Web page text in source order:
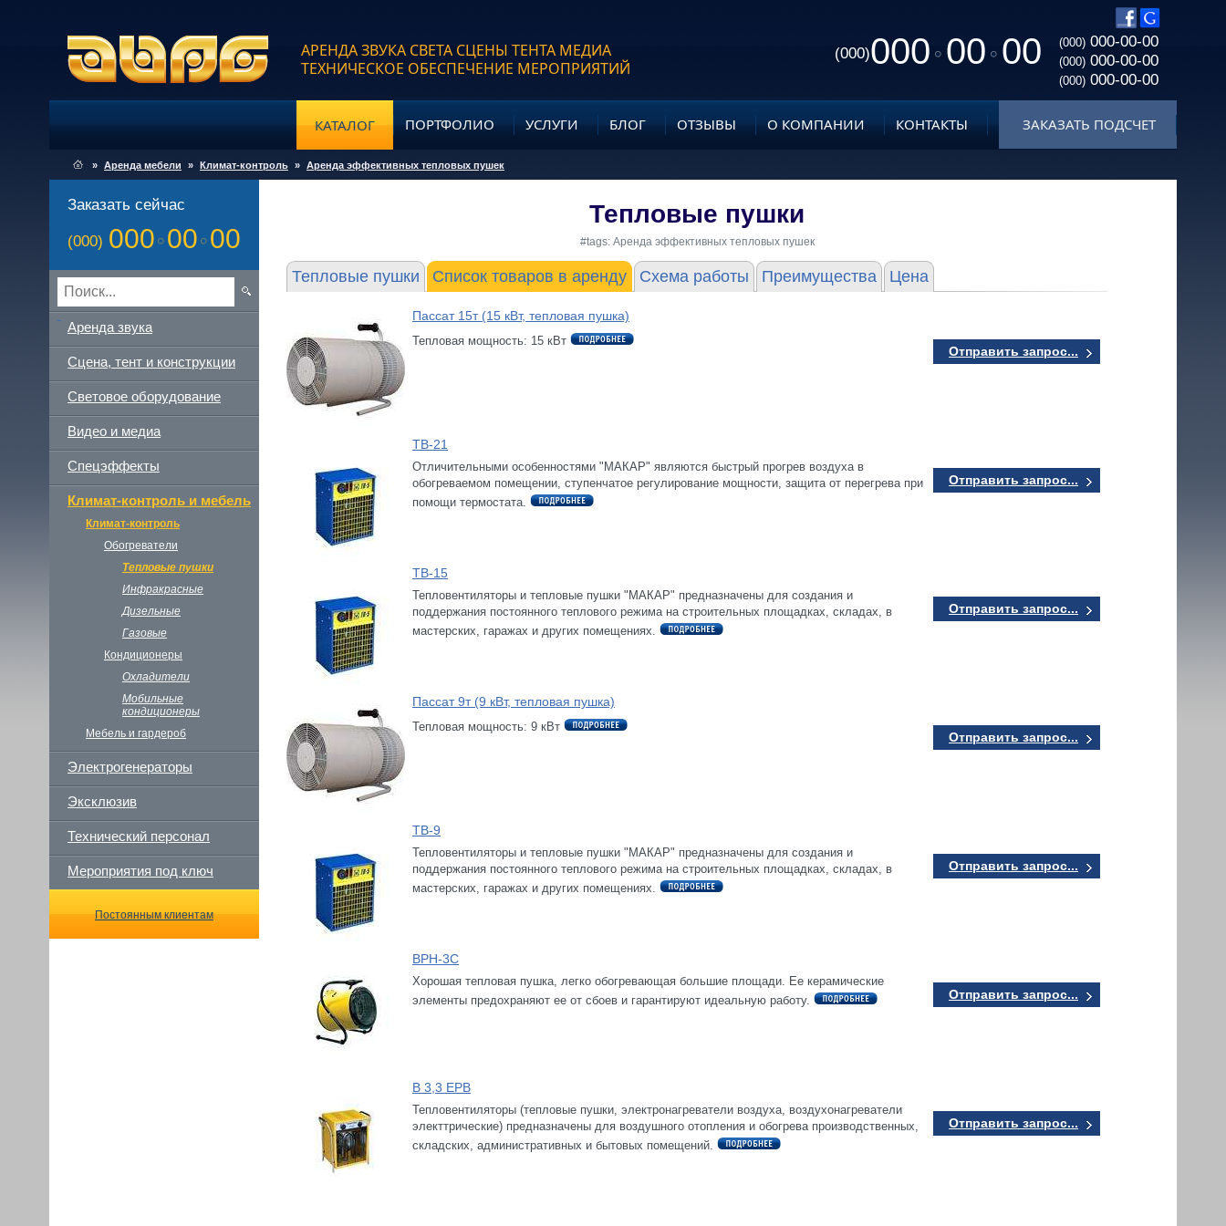
АРЕНДА ЗВУКА СВЕТА СЦЕНЫ ТЕНТА МЕДИА
ТЕХНИЧЕСКОЕ ОБЕСПЕЧЕНИЕ МЕРОПРИЯТИЙ
(000)000 00 00 (000) 000-00-00
(000) 000-00-00
(000) 000-00-00
КАТАЛОГ ПОРТФОЛИО УСЛУГИ БЛОГ ОТЗЫВЫ О КОМПАНИИ КОНТАКТЫ ЗАКАЗАТЬ ПОДСЧЕТ
» Аренда мебели » Климат-контроль » Аренда эффективных тепловых пушек
Заказать сейчас
(000) 000 00 00
Аренда звука
Сцена, тент и конструкции
Световое оборудование
Видео и медиа
Спецэффекты
Климат-контроль и мебель
Климат-контроль
Обогреватели
Тепловые пушки
Инфракрасные
Дизельные
Газовые
Кондиционеры
Охладители
Мобильные
кондиционеры
Мебель и гардероб
Электрогенераторы
Эксклюзив
Технический персонал
Мероприятия под ключ
Постоянным клиентам
Тепловые пушки
#tags: Аренда эффективных тепловых пушек
Тепловые пушки Список товаров в аренду Схема работы Преимущества Цена
Пассат 15т (15 кВт, тепловая пушка)
Тепловая мощность: 15 кВт
Отправить запрос...
ТВ-21
Отличительными особенностями "МАКАР" являются быстрый прогрев воздуха в
обогреваемом помещении, ступенчатое регулирование мощности, защита от перегрева при
помощи термостата.
Отправить запрос...
ТВ-15
Тепловентиляторы и тепловые пушки "МАКАР" предназначены для создания и
поддержания постоянного теплового режима на строительных площадках, складах, в
мастерских, гаражах и других помещениях.
Отправить запрос...
Пассат 9т (9 кВт, тепловая пушка)
Тепловая мощность: 9 кВт
Отправить запрос...
ТВ-9
Тепловентиляторы и тепловые пушки "МАКАР" предназначены для создания и
поддержания постоянного теплового режима на строительных площадках, складах, в
мастерских, гаражах и других помещениях.
Отправить запрос...
BPH-3С
Хорошая тепловая пушка, легко обогревающая большие площади. Ее керамические
элементы предохраняют ее от сбоев и гарантируют идеальную работу.
Отправить запрос...
В 3,3 ЕРВ
Тепловентиляторы (тепловые пушки, электронагреватели воздуха, воздухонагреватели
электтрические) предназначены для воздушного отопления и обогрева производственных,
складских, административных и бытовых помещений.
Отправить запрос...